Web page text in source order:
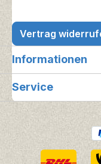
Vertrag
Informationen
Service